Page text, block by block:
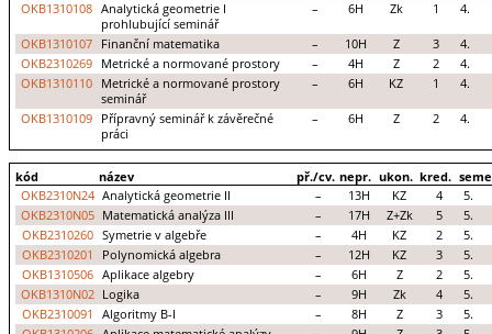
OKB1310108 Analytická geometrie I
prohlubující seminář
– 6H Zk 1 4.
OKB1310107 Finanční matematika – 10H Z 3
4.
OKB2310269
Metrické a normované prostory – 4H Z 2
4.
OKB1310110
Metrické a normované prostory
seminář
– 6H KZ 1 4.
OKB1310109
Přípravný seminář k závěrečné
práci
– 6H Z 2 4.
kód název př./cv. nepr. ukon. kred.
OKB2310N24 Analytická geometrie II – 13H KZ 4
5.
OKB2310N05
Matematická analýza III – 17H Z+Zk 5
5.
OKB2310260
Symetrie v algebře – 4H KZ 2
5.
OKB2310201
Polynomická algebra – 12H KZ 3
5.
OKB1310506
Aplikace algebry – 6H Z 2
5.
OKB1310N02
Logika – 9H Zk 4
5.
OKB2310091
Algoritmy B-I – 8H Z 3
5.